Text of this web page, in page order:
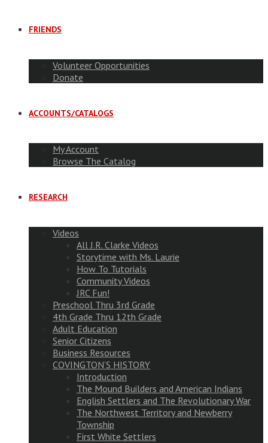
FRIENDS
Volunteer Opportunities
Donate
ACCOUNTS/CATALOGS
My Account
Browse The Catalog
RESEARCH
Videos
All J.R. Clarke Videos
Storytime with Ms. Laurie
How To Tutorials
Community Videos
JRC Fun!
Preschool Thru 3rd Grade
4th Grade Thru 12th Grade
Adult Education
Senior Citizens
Business Resources
COVINGTON’S HISTORY
Introduction
The Mound Builders and American Indians
English Settlers and The Revolutionary War
The Northwest Territory and Newberry
Township
First White Settlers